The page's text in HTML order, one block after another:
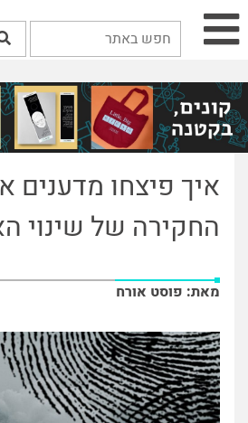
איך פיצחו מדענים
החקירה של שינוי
מאת: פוסט אורח